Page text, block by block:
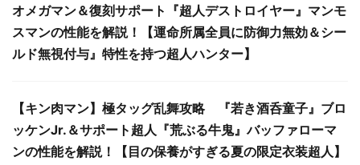
オメガマン＆復刻サポート『超人デストロイヤー』マンモ
スマンの性能を解説！【運命所属全員に防御力無効＆シー
ルド無視付与』特性を持つ超人ハンター】
【キン肉マン】極タッグ乱舞攻略 『若き酒呑童子』ブロ
ッケンJr.＆サポート超人『荒ぶる牛鬼』バッファローマ
ンの性能を解説！【目の保養がすぎる夏の限定衣装超人】